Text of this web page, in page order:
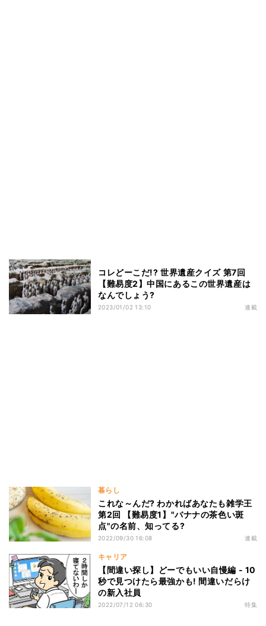
コレどーこだ!? 世界遺産クイズ 第7回
【難易度2】中国にあるこの世界遺産は
なんでしょう?
2023/01/02 13:10 連載
暮らし
これな～んだ? わかればあなたも雑学王
第2回 【難易度1】"バナナの茶色い斑
点"の名前、知ってる?
2022/09/30 16:08 連載
キャリア
【間違い探し】どーでもいい自慢編 - 10
秒で見つけたら最強かも! 間違いだらけ
の新入社員
2022/07/12 06:30 特集